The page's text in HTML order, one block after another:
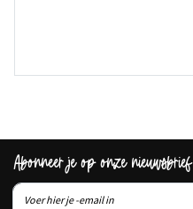
Abonneer je op onze nieuwsbrief